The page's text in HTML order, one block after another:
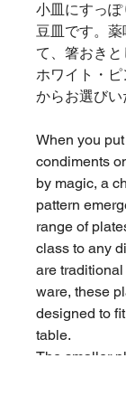
小皿にすっ
豆皿です。
て、箸おきと
ホワイト・
からお選びい
When you
condiments
by magic, a
pattern
range of
class to any
are
ware, these
designed to
table.
The smaller